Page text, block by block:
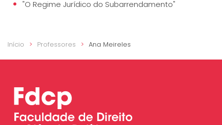
"O Regime Jurídico do Subarrendamento"
Início Professores Ana Meireles